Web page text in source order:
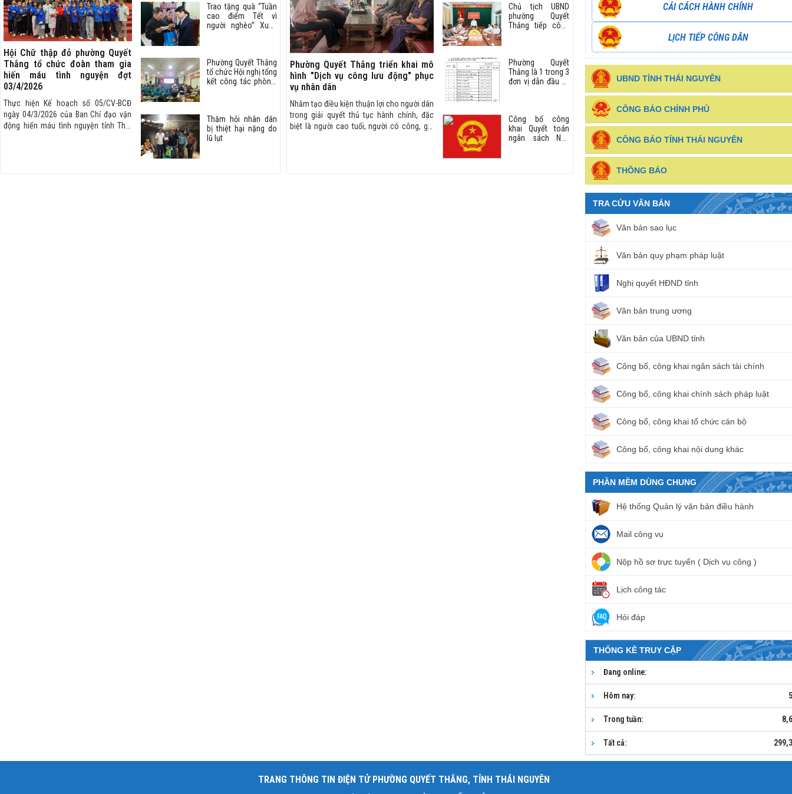
Hội Chữ thập đỏ phường Quyết
Thắng tổ chức đoàn tham gia
hiến máu tình nguyện đợt
03/4/2026
Thực hiện Kế hoạch số 05/CV-BCĐ
ngày 04/3/2026 của Ban Chỉ đạo vận
động hiến máu tình nguyện tỉnh Thái
Trao tặng quà “Tuần
cao điểm Tết vì
người nghèo” Xuân
địa bàn phường
Phường Quyết Thắng
tổ chức Hội nghị tổng
kết công tác phòng,
Thăm hỏi nhân dân
bị thiệt hại nặng do
lũ lụt
Phường Quyết Thắng triển khai mô
hình "Dịch vụ công lưu động" phục
vụ nhân dân
Nhằm tạo điều kiện thuận lợi cho người dân
trong giải quyết thủ tục hành chính, đặc
biệt là người cao tuổi, người có công, gia
động" trên địa bàn phường từ ngày
kinh doanh
Chủ tịch UBND
phường Quyết
Thắng tiếp công
Phường Quyết
Thắng là 1 trong 3
đơn vị dẫn đầu về
Công bố công
khai Quyết toán
ngân sách Nhà
CẢI CÁCH HÀNH CHÍNH
LỊCH TIẾP CÔNG DÂN
UBND TỈNH THÁI NGUYÊN
CÔNG BÁO CHÍNH PHỦ
CÔNG BÁO TỈNH THÁI NGUYÊN
THÔNG BÁO
TRA CỨU VĂN BẢN
Văn bản sao lục
Văn bản quy phạm pháp luật
Nghị quyết HĐND tỉnh
Văn bản trung ương
Văn bản của UBND tỉnh
Công bố, công khai ngân sách tài chính
Công bố, công khai chính sách pháp luật
Công bố, công khai tổ chức cán bộ
Công bố, công khai nội dung khác
PHẦN MỀM DÙNG CHUNG
Hệ thống Quản lý văn bản điều hành
Mail công vụ
Nộp hồ sơ trực tuyến ( Dịch vụ công )
Lịch công tác
Hỏi đáp
THỐNG KÊ TRUY CẬP
Đang online:
Hôm nay:
Trong tuần:
Tất cả:
TRANG THÔNG TIN ĐIỆN TỬ PHƯỜNG QUYẾT THẮNG, TỈNH THÁI NGUYÊN